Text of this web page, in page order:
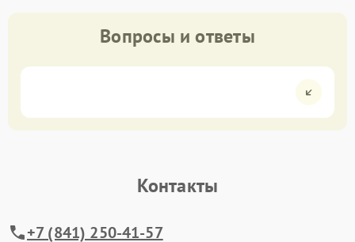
Вопросы и ответы
Контакты
+7 (841) 250-41-57